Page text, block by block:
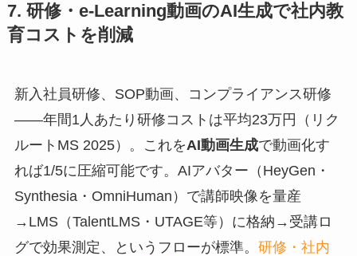
7. 研修・e-Learning動画のAI生成で社内教
育コストを削減
新入社員研修、SOP動画、コンプライアンス研修
——年間1人あたり研修コストは平均23万円（リク
ルートMS 2025）。これをAI動画生成で動画化す
れば1/5に圧縮可能です。AIアバター（HeyGen・
Synthesia・OmniHuman）で講師映像を量産
→LMS（TalentLMS・UTAGE等）に格納→受講ロ
グで効果測定、というフローが標準。 研修・社内